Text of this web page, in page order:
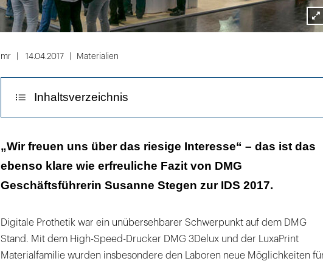
mr 14.04.2017 Materialien
Inhaltsverzeichnis
Wie geht es nach der erfolgreichen IDS 2017 weiter?
„Wir freuen uns über das riesige Interesse“ – das ist das
ebenso klare wie erfreuliche Fazit von DMG
Geschäftsführerin Susanne Stegen zur IDS 2017.
Digitale Prothetik war ein unübersehbarer Schwerpunkt auf dem DMG
Stand. Mit dem High-Speed-Drucker DMG 3Delux und der LuxaPrint
Materialfamilie wurden insbesondere den Laboren neue Möglichkeiten